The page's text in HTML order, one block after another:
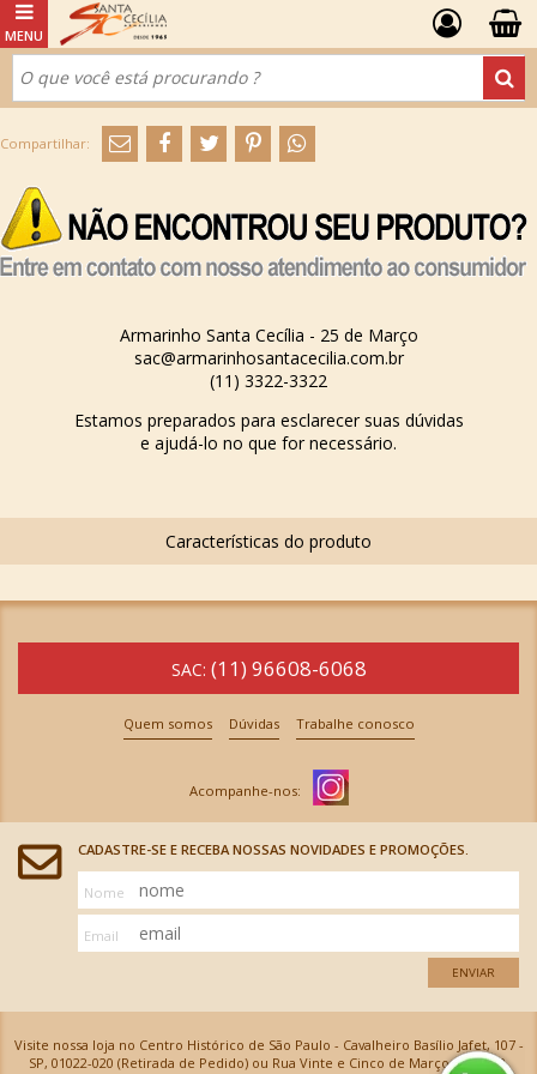
Armarinho Santa Cecília - 25 de Março
sac@armarinhosantacecilia.com.br
(11) 3322-3322
Estamos preparados para esclarecer suas dúvidas
e ajudá-lo no que for necessário.
SAC: (11) 96608-6068
Quem somos Dúvidas Trabalhe conosco
CADASTRE-SE E RECEBA NOSSAS NOVIDADES E PROMOÇÕES.
Nome
Email
ENVIAR
Visite nossa loja no Centro Histórico de São Paulo - Cavalheiro Basílio Jafet, 107 -
SP, 01022-020 (Retirada de Pedido) ou Rua Vinte e Cinco de Março, 576 - SP,